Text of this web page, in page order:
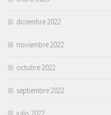
diciembre 2022
noviembre 2022
octubre 2022
septiembre 2022